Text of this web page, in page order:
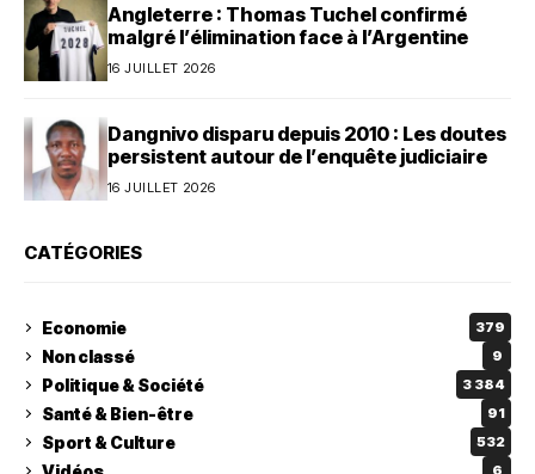
Angleterre : Thomas Tuchel confirmé
malgré l’élimination face à l’Argentine
16 JUILLET 2026
Dangnivo disparu depuis 2010 : Les doutes
persistent autour de l’enquête judiciaire
16 JUILLET 2026
CATÉGORIES
Economie 379
Non classé 9
Politique & Société 3 384
Santé & Bien-être 91
Sport & Culture 532